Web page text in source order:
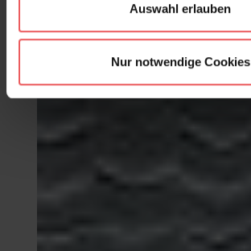
Auswahl erlauben
Nur notwendige Cookies